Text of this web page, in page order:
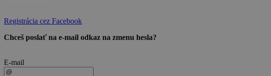
Registrácia cez Facebook
Chceš poslať na e-mail odkaz na zmenu hesla?
E-mail